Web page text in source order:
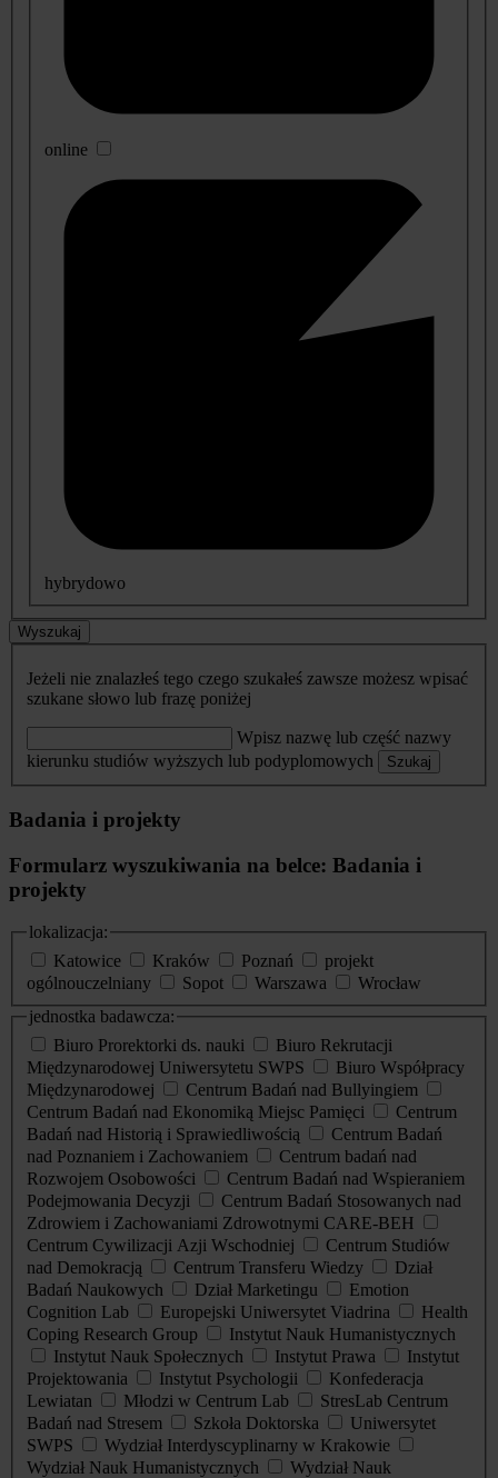
online
hybrydowo
Wyszukaj
Jeżeli nie znalazłeś tego czego szukałeś zawsze możesz wpisać
szukane słowo lub frazę poniżej
Wpisz nazwę lub część nazwy
kierunku studiów wyższych lub podyplomowych
Szukaj
Badania i projekty
Formularz wyszukiwania na belce: Badania i
projekty
lokalizacja:
Katowice
Kraków Poznań
projekt
ogólnouczelniany
Sopot Warszawa
Wrocław
jednostka badawcza:
Biuro Prorektorki ds. nauki
Biuro Rekrutacji
Międzynarodowej Uniwersytetu SWPS
Biuro Współpracy
Międzynarodowej
Centrum Badań nad Bullyingiem
Centrum Badań nad Ekonomiką Miejsc Pamięci
Centrum
Badań nad Historią i Sprawiedliwością
Centrum Badań
nad Poznaniem i Zachowaniem
Centrum badań nad
Rozwojem Osobowości
Centrum Badań nad Wspieraniem
Podejmowania Decyzji
Centrum Badań Stosowanych nad
Zdrowiem i Zachowaniami Zdrowotnymi CARE-BEH
Centrum Cywilizacji Azji Wschodniej
Centrum Studiów
nad Demokracją
Centrum Transferu Wiedzy
Dział
Badań Naukowych
Dział Marketingu
Emotion
Cognition Lab
Europejski Uniwersytet Viadrina
Health
Coping Research Group
Instytut Nauk Humanistycznych
Instytut Nauk Społecznych
Instytut Prawa
Instytut
Projektowania
Instytut Psychologii
Konfederacja
Lewiatan
Młodzi w Centrum Lab
StresLab Centrum
Badań nad Stresem
Szkoła Doktorska
Uniwersytet
SWPS
Wydział Interdyscyplinarny w Krakowie
Wydział Nauk Humanistycznych
Wydział Nauk